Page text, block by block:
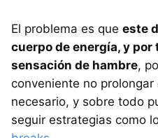
El problema es que este
cuerpo de energía, y por
sensación de hambre,
conveniente no
necesario, y sobre todo
seguir estrategias como